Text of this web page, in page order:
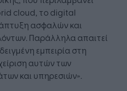
cloud, το digital
ασφαλών και
Παράλληλα απαιτεί
εμπειρία στη
αυτών των
και υπηρεσιών».